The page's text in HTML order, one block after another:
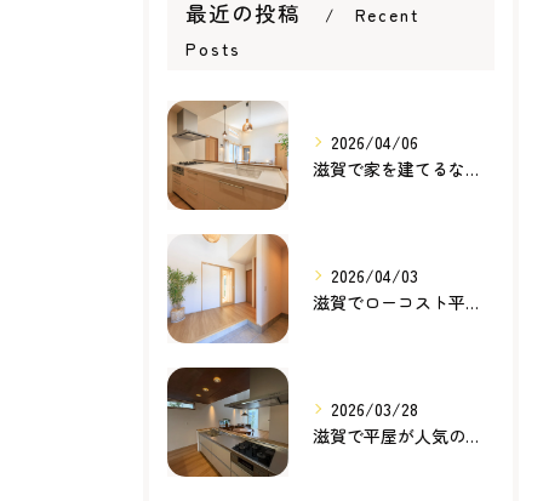
最近の投稿
Recent
Posts
2026/04/06
滋賀で家を建てるなら知っておきたい住宅ローンの基本｜無理のない家づくりの考え方
2026/04/03
滋賀でローコスト平屋を建てるなら？無理のない価格で理想の暮らしを叶える家づくり
2026/03/28
滋賀で平屋が人気の理由とは？暮らしやすさ・家事動線・将来性から考える家づくり